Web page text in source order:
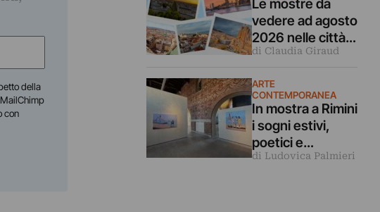
della
con
Venezia
Le mostre da
vedere ad agosto
2026 nelle città
d’arte europee
di Claudia Giraud
ARTE
CONTEMPORANEA
In mostra a Rimini
i sogni estivi,
poetici e
malinconici
di Ludovica Palmieri